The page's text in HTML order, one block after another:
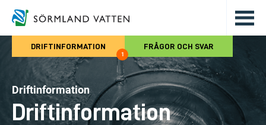
Hoppa till det huvudsakliga
DRIFTINFORMATION
1
FRÅGOR OCH SVAR
Driftinformation
Driftinformation